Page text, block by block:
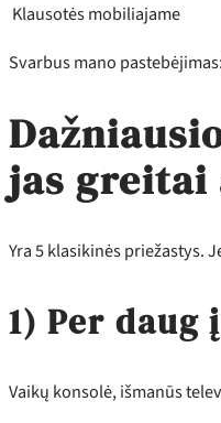
Klausotės mobiliajame
Svarbus mano
jas
Yra 5 klasikinės priežastys.
1) Per
Vaikų konsolė, išmanūs